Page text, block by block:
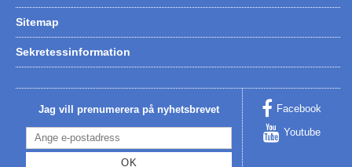
Sitemap
Sekretessinformation
Jag vill prenumerera på nyhetsbrevet
OK
Facebook
Youtube